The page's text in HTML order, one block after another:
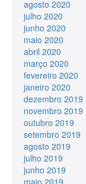
agosto 2020
julho 2020
junho 2020
maio 2020
abril 2020
março 2020
fevereiro 2020
janeiro 2020
dezembro 2019
novembro 2019
outubro 2019
setembro 2019
agosto 2019
julho 2019
junho 2019
maio 2019